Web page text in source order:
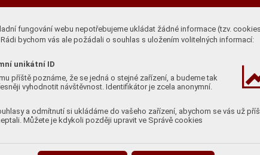
fungování webu nepotřebujeme ukládat žádné informace (tzv.
bychom vás ale požádali o souhlas s uložením volitelných informací:
unikátní ID
příště poznáme, že se jedná o stejné zařízení, a budeme tak
vyhodnotit návštěvnost. Identifikátor je zcela anonymní.
a odmítnutí si ukládáme do vašeho zařízení, abychom se vás už
Můžete je kdykoli později upravit ve Správě cookies